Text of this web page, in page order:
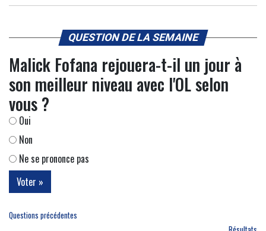
QUESTION DE LA SEMAINE
Malick Fofana rejouera-t-il un jour à
son meilleur niveau avec l'OL selon
vous ?
Oui
Non
Ne se prononce pas
Questions précédentes